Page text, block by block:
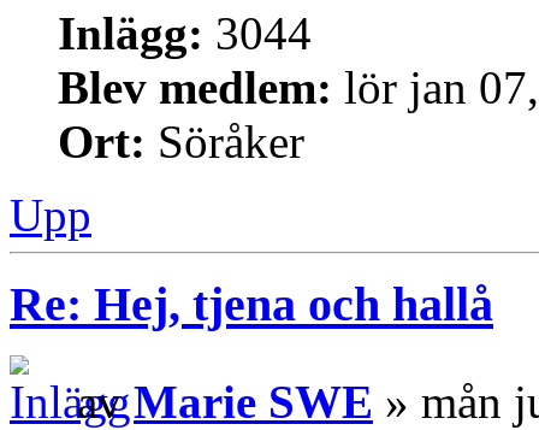
Inlägg: 3044
Blev medlem: lör jan
Ort: Söråker
Upp
Re: Hej, tjena och hallå
avMarie SWE » mån